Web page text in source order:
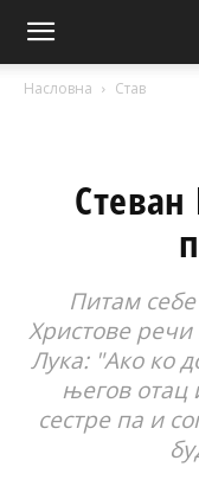
Насловна Став
Стеван
Питам
Христове речи
Лука: "Ако ко
његов отац
сестре па и